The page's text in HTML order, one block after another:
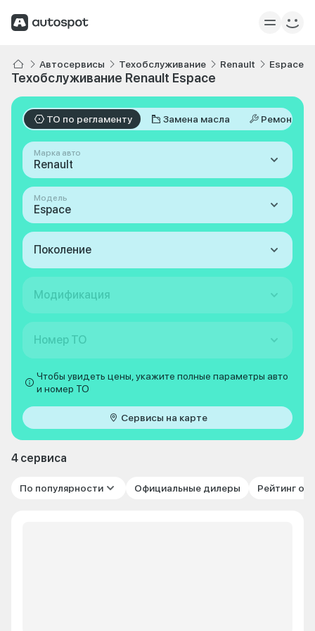
Автосервисы Техобслуживание Renault Espace
Техобслуживание Renault Espace
ТО по регламенту Замена масла Ремонт
Марка авто
Renault
Модель
Espace
Поколение
Модификация
Номер ТО
Чтобы увидеть цены, укажите полные параметры авто
и номер ТО
Сервисы на карте
4 сервиса
По популярности Официальные дилеры Рейтинг